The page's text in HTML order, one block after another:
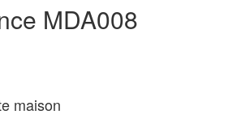
MDA008
maison